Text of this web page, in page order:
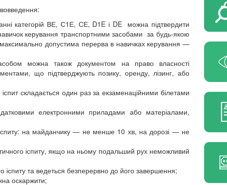
категорій ВЕ, С1Е, СЕ, D1E і DE можна підтвердити
керування транспортними засобами за будь-якою
допустима перерва в навичках керування —
можна також документом на право власності
що підтверджують позику, оренду, лізинг, або
іспит складається один раз за екзаменаційними білетами
електронними приладами або матеріалами,
іспиту: на майданчику — не менше 10 хв, на дорозі — не
іспиту, якщо на ньому подальший рух неможливий
іспиту та ведеться безперервно до його завершення;
оскаржити;